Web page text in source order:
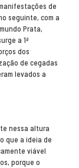
de
seguinte, com a
Prata,
a 1ª
dos
de cegadas
levados a
nessa altura
que a ideia de
viável
porque o